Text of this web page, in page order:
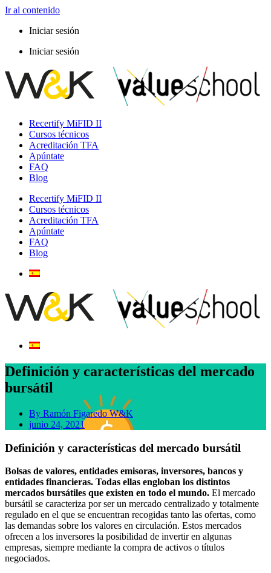
Ir al contenido
Iniciar sesión
Iniciar sesión
Recertify MiFID II
Cursos técnicos
Acreditación TFA
Apúntate
FAQ
Blog
Recertify MiFID II
Cursos técnicos
Acreditación TFA
Apúntate
FAQ
Blog
Definición y características del mercado
bursátil
By Ramón Figaredo W&K
junio 24, 2021
Definición y características del mercado bursátil
Bolsas de valores, entidades emisoras, inversores, bancos y
entidades financieras. Todas ellas engloban los distintos
mercados bursátiles que existen en todo el mundo. El mercado
bursátil se caracteriza por ser un mercado centralizado y totalmente
regulado en el que se encuentran recogidas tanto las ofertas, como
las demandas sobre los valores en circulación. Estos mercados
ofrecen a los inversores la posibilidad de invertir en algunas
empresas, siempre mediante la compra de activos o títulos
negociados.